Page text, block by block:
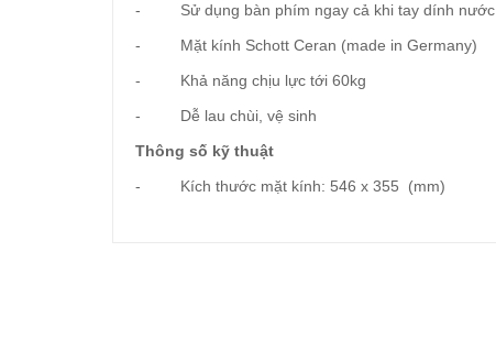
- Sử dụng bàn phím ngay cả khi tay dính nước
- Mặt kính Schott Ceran (made in Germany)
- Khả năng chịu lực tới 60kg
- Dễ lau chùi, vệ sinh
Thông số kỹ thuật
- Kích thước mặt kính: 546 x 355 (mm)